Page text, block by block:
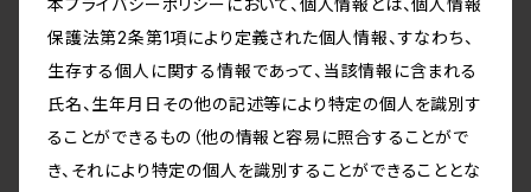
本プライバシーポリシーにおいて、個人情報とは、個人情報
保護法第2条第1項により定義された個人情報、すなわち、
生存する個人に関する情報であって、当該情報に含まれる
氏名、生年月日その他の記述等により特定の個人を識別す
ることができるもの（他の情報と容易に照合することがで
き、それにより特定の個人を識別することができることとな